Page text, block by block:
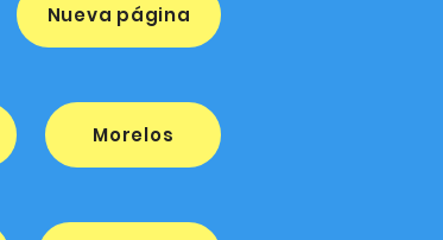
Nueva página
Morelos